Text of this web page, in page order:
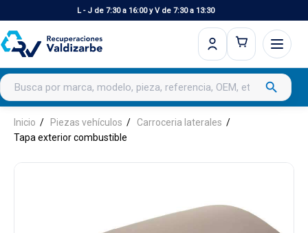
L - J de 7:30 a 16:00 y V de 7:30 a 13:30
Buscar productos search
Inicio Piezas vehículos
Carroceria laterales
Tapa exterior combustible